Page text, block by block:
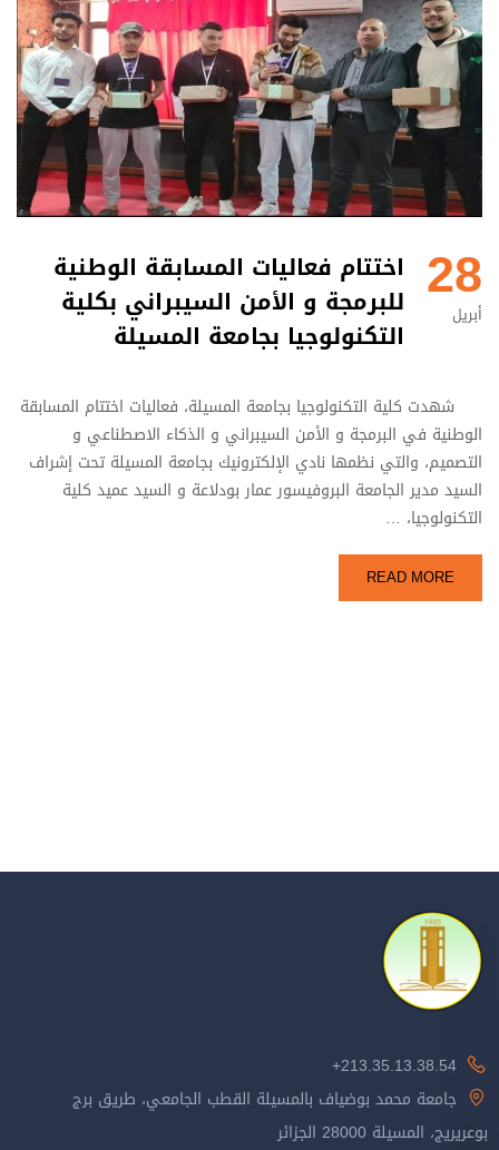
28
أبريل
اختتام فعاليات المسابقة الوطنية
للبرمجة و الأمن السيبراني بكلية
التكنولوجيا بجامعة المسيلة
شهدت كلية التكنولوجيا بجامعة المسيلة، فعاليات اختتام المسابقة
الوطنية في البرمجة و الأمن السيبراني و الذكاء الاصطناعي و
التصميم، والتي نظمها نادي الإلكترونيك بجامعة المسيلة تحت إشراف
السيد مدير الجامعة البروفيسور عمار بودلاعة و السيد عميد كلية
التكنولوجيا، …
READ MORE
213.35.13.38.54+
جامعة محمد بوضياف بالمسيلة القطب الجامعي، طريق برج
بوعريريج، المسيلة 28000 الجزائر